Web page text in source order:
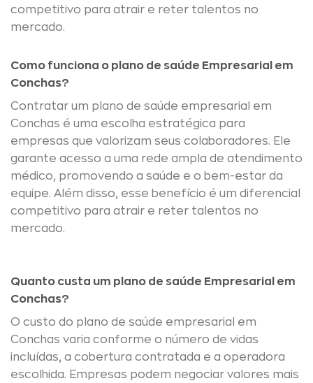
competitivo para atrair e reter talentos no
mercado.
Como funciona o plano de saúde Empresarial em
Conchas?
Contratar um plano de saúde empresarial em
Conchas é uma escolha estratégica para
empresas que valorizam seus colaboradores. Ele
garante acesso a uma rede ampla de atendimento
médico, promovendo a saúde e o bem-estar da
equipe. Além disso, esse benefício é um diferencial
competitivo para atrair e reter talentos no
mercado.
Quanto custa um plano de saúde Empresarial em
Conchas?
O custo do plano de saúde empresarial em
Conchas varia conforme o número de vidas
incluídas, a cobertura contratada e a operadora
escolhida. Empresas podem negociar valores mais